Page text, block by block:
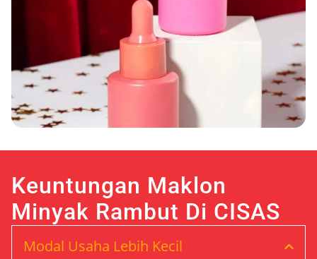
Keuntungan Maklon
Minyak Rambut Di CISAS
Modal Usaha Lebih Kecil